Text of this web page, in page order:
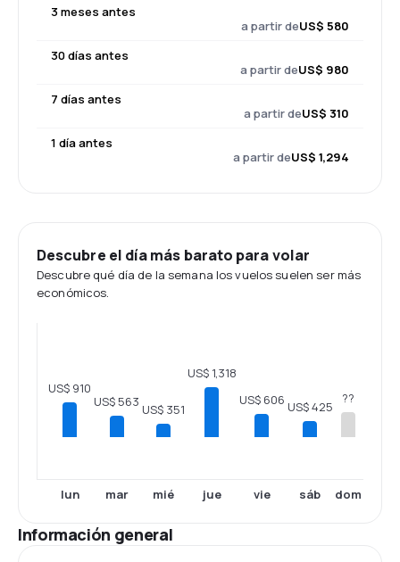
3 meses antes
a partir deUS$ 580
30 días antes
a partir deUS$ 980
7 días antes
a partir deUS$ 310
1 día antes
a partir deUS$ 1,294
Descubre el día más barato para volar
Descubre qué día de la semana los vuelos suelen ser más
económicos.
US$ 910
lun
US$ 563
mar
US$ 351
mié
US$ 1,318
jue
US$ 606
vie
US$ 425
sáb
??
dom
Información general